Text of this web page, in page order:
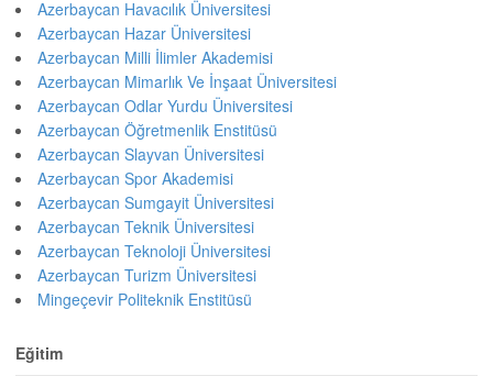
Azerbaycan Havacılık Üniversitesi
Azerbaycan Hazar Üniversitesi
Azerbaycan Milli İlimler Akademisi
Azerbaycan Mimarlık Ve İnşaat Üniversitesi
Azerbaycan Odlar Yurdu Üniversitesi
Azerbaycan Öğretmenlik Enstitüsü
Azerbaycan Slayvan Üniversitesi
Azerbaycan Spor Akademisi
Azerbaycan Sumgayit Üniversitesi
Azerbaycan Teknik Üniversitesi
Azerbaycan Teknoloji Üniversitesi
Azerbaycan Turizm Üniversitesi
Mingeçevir Politeknik Enstitüsü
Eğitim